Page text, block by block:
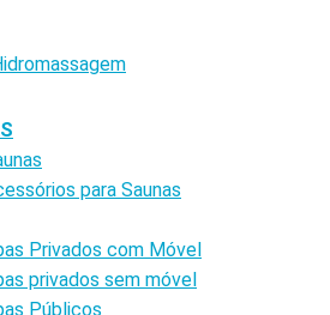
para Saunas
Privados com Móvel
privados sem móvel
Públicos